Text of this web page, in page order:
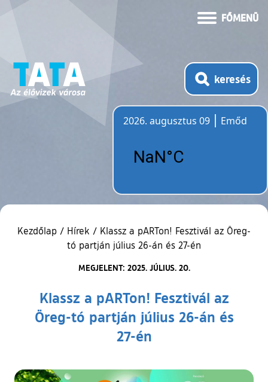
FŐMENÜ
keresés
2026. augusztus 09
Emőd
Kezdőlap / Hírek / Klassz a pARTon! Fesztivál az Öreg-
tó partján július 26-án és 27-én
MEGJELENT: 2025. JÚLIUS. 20.
Klassz a pARTon! Fesztivál az
Öreg-tó partján július 26-án és
27-én